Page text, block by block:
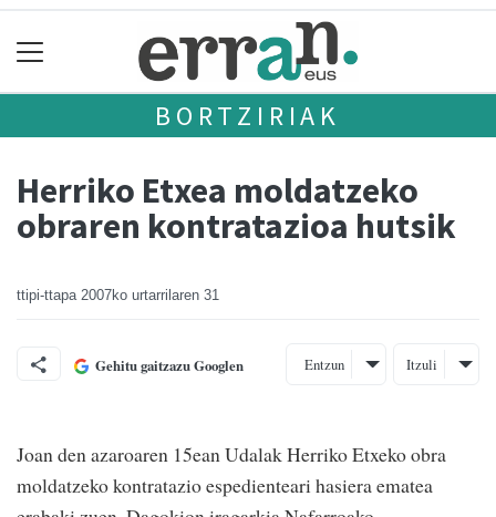
BORTZIRIAK
Herriko Etxea moldatzeko
obraren kontratazioa hutsik
ttipi-ttapa 2007ko urtarrilaren 31
Gehitu gaitzazu Googlen Entzun Itzuli
Joan den azaroaren 15ean Udalak Herriko Etxeko obra
moldatzeko kontratazio espedienteari hasiera ematea